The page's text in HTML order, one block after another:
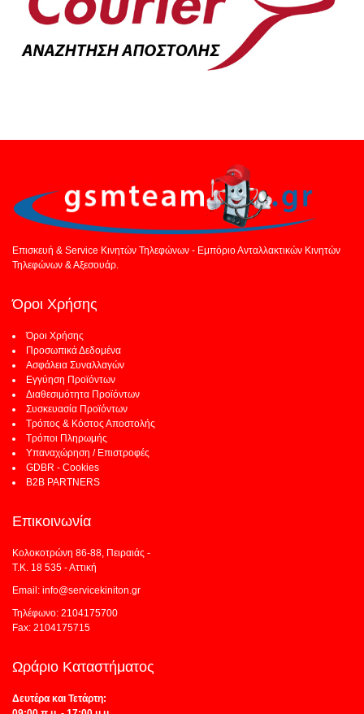
Επισκευή & Service Κινητών Τηλεφώνων - Εμπόριο Ανταλλακτικών Κινητών
Τηλεφώνων & Αξεσουάρ.
Όροι Χρήσης
Όροι Χρήσης
Προσωπικά Δεδομένα
Ασφάλεια Συναλλαγών
Εγγύηση Προϊόντων
Διαθεσιμότητα Προϊόντων
Συσκευασία Προϊόντων
Τρόπος & Κόστος Αποστολής
Τρόποι Πληρωμής
Υπαναχώρηση / Επιστροφές
GDBR - Cookies
B2B PARTNERS
Επικοινωνία
Κολοκοτρώνη 86-88, Πειραιάς -
Τ.Κ. 18 535 - Αττική
Email: info@servicekiniton.gr
Τηλέφωνο: 2104175700
Fax: 2104175715
Ωράριο Καταστήματος
Δευτέρα και Τετάρτη: